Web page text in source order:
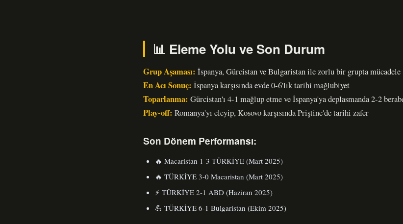
📊 Eleme Yolu ve Son Durum
Grup Aşaması: İspanya, Gürcistan ve Bulgaristan ile zorlu bir grupta mücadele
En Acı Sonuç: İspanya karşısında evde 0-6'lık tarihi mağlubiyet
Toparlanma: Gürcistan'ı 4-1 mağlup etme ve İspanya'ya deplasmanda 2-2
Play-off: Romanya'yı eleyip, Kosovo karşısında Priştine'de tarihi zafer
Son Dönem Performansı:
🔥 Macaristan 1-3 TÜRKİYE (Mart 2025)
🔥 TÜRKİYE 3-0 Macaristan (Mart 2025)
⚡ TÜRKİYE 2-1 ABD (Haziran 2025)
💪 TÜRKİYE 6-1 Bulgaristan (Ekim 2025)